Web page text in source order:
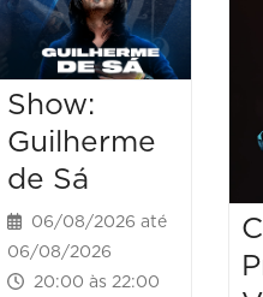
Show:
Guilherme
de Sá
06/08/2026 até
06/08/2026
20:00 às 22:00